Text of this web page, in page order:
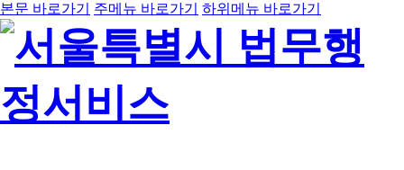
본문 바로가기 주메뉴 바로가기 하위메뉴 바로가기